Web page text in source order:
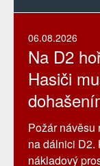
06.08.2026
Na D2
Hasiči
Požár návěsu
na dálnici D2.
nákladový